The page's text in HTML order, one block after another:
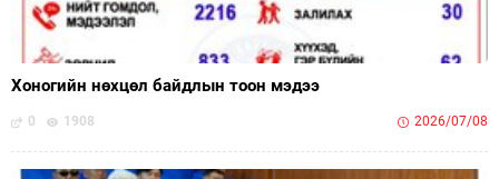
Хоногийн нөхцөл байдлын тоон мэдээ
0 1908 2026/07/08